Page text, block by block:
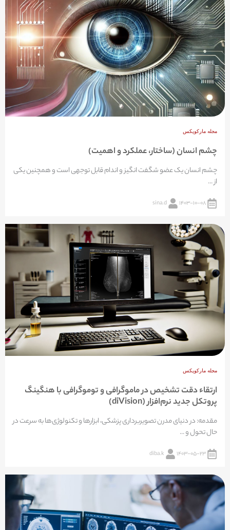
مجله مارکوپکس
چشم انسان (ساختار، عملکرد و اهمیت)
چشم انسان یک عضو شگفت انگیز و اندام قابل توجهی است و همچنین یکی
از ...
sina.d ۱۴۰۳-۱۰-۰۸
مجله مارکوپکس
ارتقاء دقت تشخیص در ماموگرافی و توموگرافی با هنگینگ
پروتکل جدید نرم‌افزار (diVision)
مقدمه: در دنیای مدرن تصویربرداری پزشکی، ابزارها و تکنولوژی‌ها به سرعت در
حال تحول و ...
diba.k ۱۴۰۳-۰۵-۲۳